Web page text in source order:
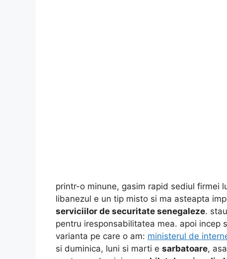
printr-o minune, gasim rapid sediul firmei
libanezul e un tip misto si ma asteapta
serviciilor de securitate senegaleze.
pentru iresponsabilitatea mea. apoi incep
varianta pe care o am: ministerul de
si duminica, luni si marti e sarbatoare,